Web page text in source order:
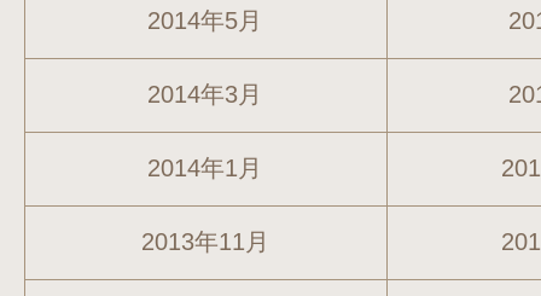
2014年5月
2014年3月
2014年1月
2013年11月